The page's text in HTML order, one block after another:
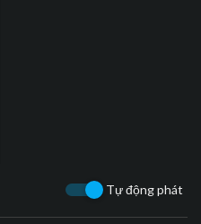
Tự động phát